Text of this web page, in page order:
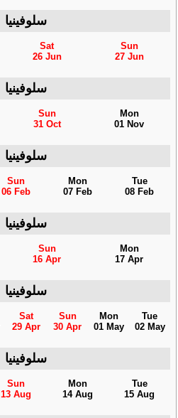
سلوفينيا
Sat
26 Jun
Sun
27 Jun
سلوفينيا
Sun
31 Oct
Mon
01 Nov
سلوفينيا
Sun
06 Feb
Mon
07 Feb
Tue
08 Feb
سلوفينيا
Sun
16 Apr
Mon
17 Apr
سلوفينيا
Sat
29 Apr
Sun
30 Apr
Mon
01 May
Tue
02 May
سلوفينيا
Sun
13 Aug
Mon
14 Aug
Tue
15 Aug